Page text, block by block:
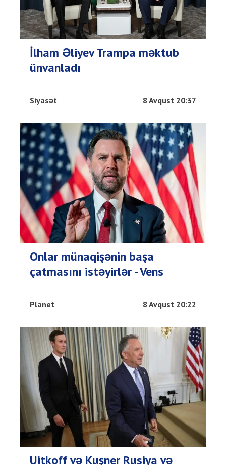
İlham Əliyev Trampa məktub
ünvanladı
Siyasət 8 Avqust 20:37
Onlar münaqişənin başa
çatmasını istəyirlər - Vens
Planet 8 Avqust 20:22
Uitkoff və Kuşner Rusiya və